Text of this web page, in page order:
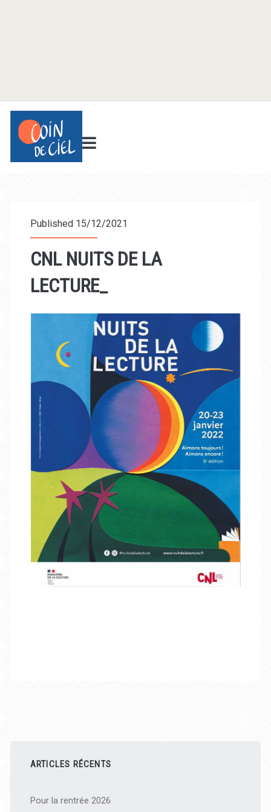
Published 15/12/2021
CNL NUITS DE LA
LECTURE_
latérale
principale
ARTICLES RÉCENTS
Pour la rentrée 2026